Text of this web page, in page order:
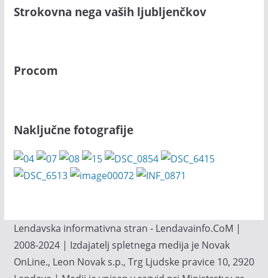
Strokovna nega vaših ljubljenčkov
Procom
Naključne fotografije
Lendavska informativna stran - Lendavainfo.CoM |
2008-2024 | Izdajatelj spletnega medija je Novak
OnLine., Leon Novak s.p., Trg Ljudske pravice 10, 2920